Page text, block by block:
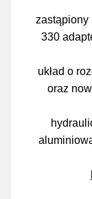
zastąpiony
330
układ o
oraz